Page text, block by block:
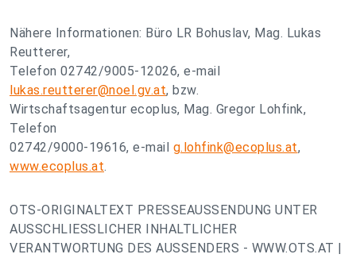
Nähere Informationen: Büro LR Bohuslav, Mag. Lukas
Reutterer,
Telefon 02742/9005-12026, e-mail
lukas.reutterer@noel.gv.at, bzw.
Wirtschaftsagentur ecoplus, Mag. Gregor Lohfink,
Telefon
02742/9000-19616, e-mail g.lohfink@ecoplus.at,
www.ecoplus.at.
OTS-ORIGINALTEXT PRESSEAUSSENDUNG UNTER
AUSSCHLIESSLICHER INHALTLICHER
VERANTWORTUNG DES AUSSENDERS - WWW.OTS.AT |